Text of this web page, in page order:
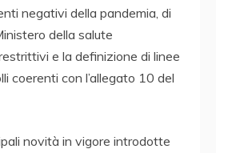
negativi della pandemia, di
della salute
e la definizione di linee
coerenti con l’allegato 10 del
novità in vigore introdotte